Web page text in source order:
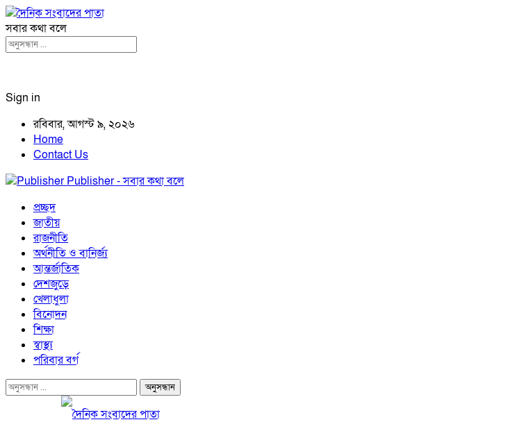
সবার কথা বলে
Sign in
রবিবার, আগস্ট ৯, ২০২৬
Home
Contact Us
Publisher - সবার কথা বলে
প্রচ্ছদ
জাতীয়
রাজনীতি
অর্থনীতি ও বানির্জ্য
আন্তর্জাতিক
দেশজুড়ে
খেলাধুলা
বিনোদন
শিক্ষা
স্বাস্থ্য
পরিবার বর্গ